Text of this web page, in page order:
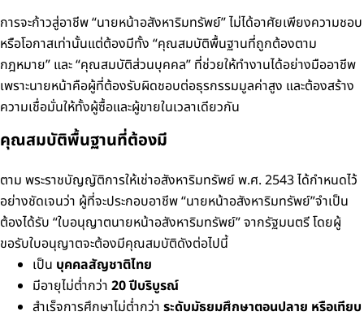
การจะก้าวสู่อาชีพ “นายหน้าอสังหาริมทรัพย์” ไม่ได้อาศัยเพียงความชอบ
หรือโอกาสเท่านั้นแต่ต้องมีทั้ง “คุณสมบัติพื้นฐานที่ถูกต้องตาม
กฎหมาย” และ “คุณสมบัติส่วนบุคคล” ที่ช่วยให้ทำงานได้อย่างมืออาชีพ
เพราะนายหน้าคือผู้ที่ต้องรับผิดชอบต่อธุรกรรมมูลค่าสูง และต้องสร้าง
ความเชื่อมั่นให้ทั้งผู้ซื้อและผู้ขายในเวลาเดียวกัน
คุณสมบัติพื้นฐานที่ต้องมี
ตาม พระราชบัญญัติการให้เช่าอสังหาริมทรัพย์ พ.ศ. 2543 ได้กำหนดไว้
อย่างชัดเจนว่า ผู้ที่จะประกอบอาชีพ “นายหน้าอสังหาริมทรัพย์”จำเป็น
ต้องได้รับ “ใบอนุญาตนายหน้าอสังหาริมทรัพย์” จากรัฐมนตรีโดยผู้
ขอรับใบอนุญาตจะต้องมีคุณสมบัติดังต่อไปนี้
เป็น บุคคลสัญชาติไทย
มีอายุไม่ต่ำกว่า 20 ปีบริบูรณ์
สำเร็จการศึกษาไม่ต่ำกว่า ระดับมัธยมศึกษาตอนปลาย หรือเทียบ